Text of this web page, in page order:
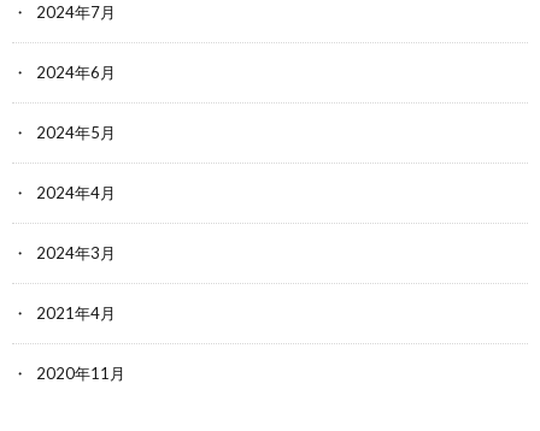
2024年7月
2024年6月
2024年5月
2024年4月
2024年3月
2021年4月
2020年11月